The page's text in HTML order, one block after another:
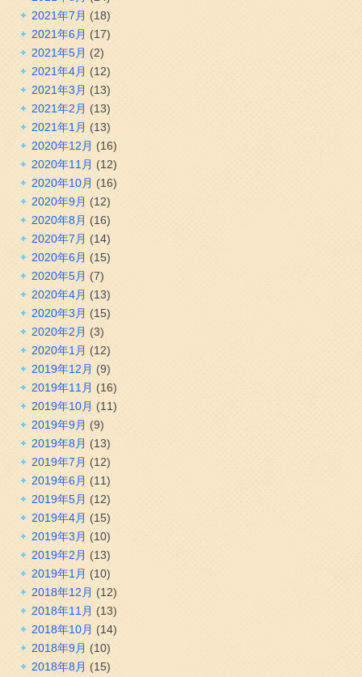
2021年7月 (18)
2021年6月 (17)
2021年5月 (2)
2021年4月 (12)
2021年3月 (13)
2021年2月 (13)
2021年1月 (13)
2020年12月 (16)
2020年11月 (12)
2020年10月 (16)
2020年9月 (12)
2020年8月 (16)
2020年7月 (14)
2020年6月 (15)
2020年5月 (7)
2020年4月 (13)
2020年3月 (15)
2020年2月 (3)
2020年1月 (12)
2019年12月 (9)
2019年11月 (16)
2019年10月 (11)
2019年9月 (9)
2019年8月 (13)
2019年7月 (12)
2019年6月 (11)
2019年5月 (12)
2019年4月 (15)
2019年3月 (10)
2019年2月 (13)
2019年1月 (10)
2018年12月 (12)
2018年11月 (13)
2018年10月 (14)
2018年9月 (10)
2018年8月 (15)